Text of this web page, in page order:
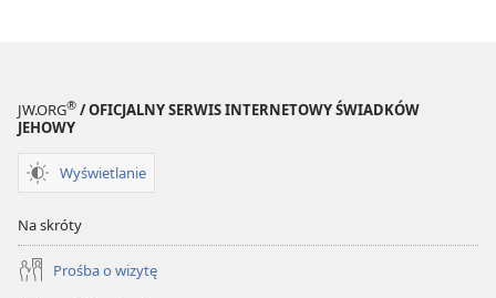
JW.ORG® / OFICJALNY SERWIS INTERNETOWY ŚWIADKÓW
JEHOWY
Wyświetlanie
Na skróty
Prośba o wizytę